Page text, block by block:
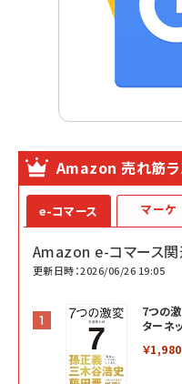
Amazon 売れ筋ラ
e-コマース
Amazon e-コマース
更新日時：2026/06/26 19:05
7つの
ターネ
￥1,980
マーケ